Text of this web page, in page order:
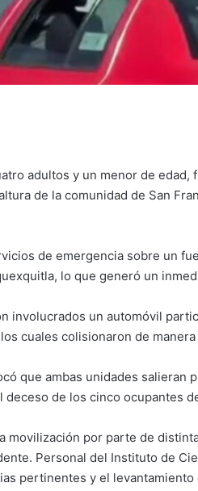
adultos y un menor de
de la comunidad de San
de emergencia sobre un
lo que generó un
involucrados un automóvil
cuales colisionaron de
que ambas unidades salieran
de los cinco ocupantes
movilización por parte de
Personal del Instituto de
pertinentes y el levantamiento